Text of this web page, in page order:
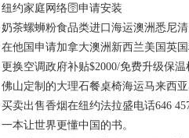
纽约家庭网络🛜申请安装
奶茶螺蛳粉食品类进口海运澳洲悉尼
在他国申请加拿大澳洲新西兰美国英
更换空调政府补贴$2000/免费升级保
佛山定制的大理石餐桌椅海运马来西
买卖出售香烟在纽约法拉盛电话646
一本让世界更懂中国的书。